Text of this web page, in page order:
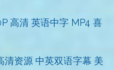
高清 英语中字 MP4 喜
资源 中英双语字幕 美